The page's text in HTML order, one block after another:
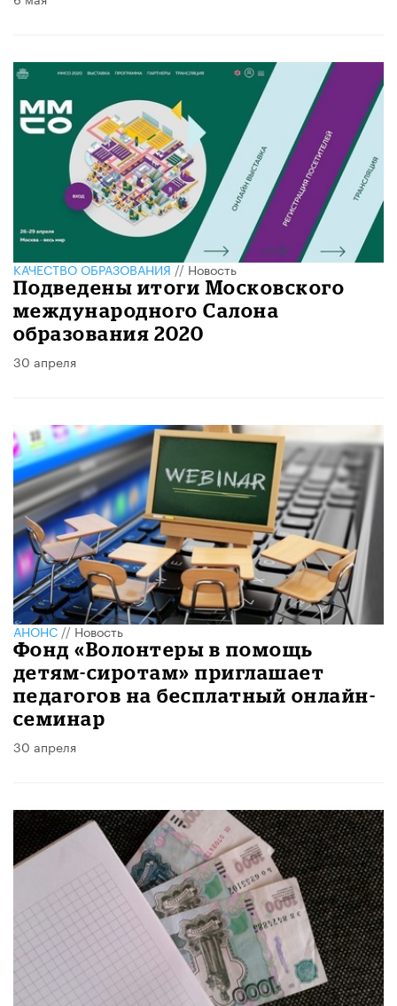
КАЧЕСТВО ОБРАЗОВАНИЯ//Новость
Подведены итоги Московского
международного Салона
образования 2020
30 апреля
АНОНС//Новость
Фонд «Волонтеры в помощь
детям-сиротам» приглашает
педагогов на бесплатный онлайн-
семинар
30 апреля